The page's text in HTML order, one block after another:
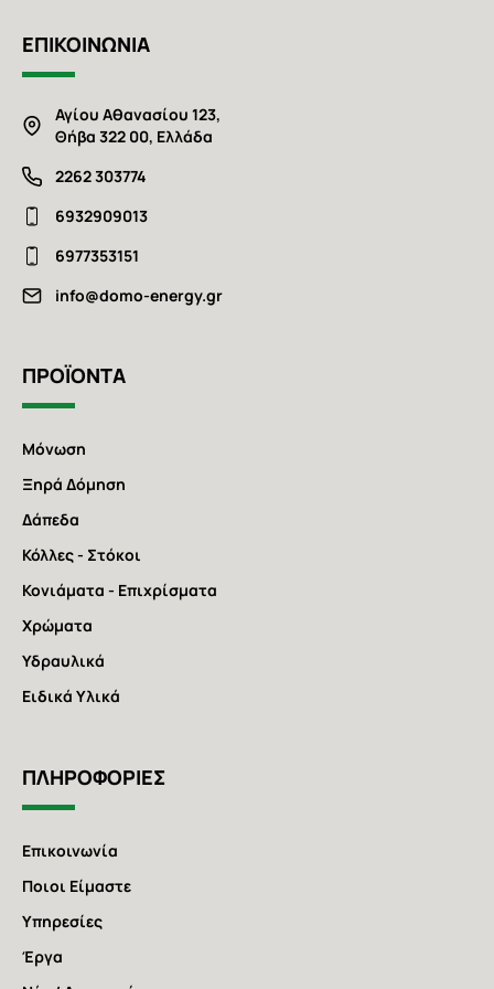
ΕΠΙΚΟΙΝΩΝΙΑ
Αγίου Αθανασίου 123,
Θήβα 322 00, Ελλάδα
2262 303774
6932909013
6977353151
info@domo-energy.gr
ΠΡΟΪΟΝΤΑ
Μόνωση
Ξηρά Δόμηση
Δάπεδα
Κόλλες - Στόκοι
Κονιάματα - Επιχρίσματα
Χρώματα
Υδραυλικά
Ειδικά Υλικά
ΠΛΗΡΟΦΟΡΙΕΣ
Επικοινωνία
Ποιοι Είμαστε
Υπηρεσίες
Έργα